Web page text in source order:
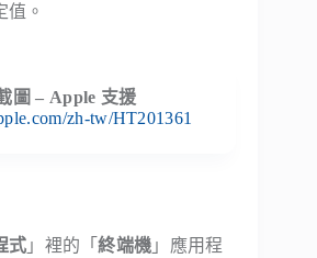
值。
圖 – Apple 支援
zh-tw/HT201361
式 」裡的「終端機 」應用程